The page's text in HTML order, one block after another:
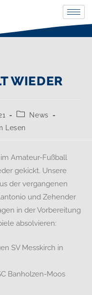
WIEDER
News
Lesen
Amateur-Fußball
gekickt. Unsere
der vergangenen
und Zehender
in der Vorbereitung
absolvieren:
SV Messkirch in
Banholzen-Moos